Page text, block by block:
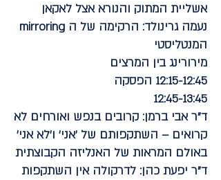
אשליית המתוק והנורא אצל לאקאן
נעמה גרינולד:
הרקימה של ה mirroring
המנטליסטי
מירורינג בין המרצים
12:15-12:45 הפסקה
12:45-13:45
ד"ר אבי ברמן: קרובים בנפש ואורחים לא
קרואים – השתקפותם של 'אני' ו'לא אני'
באולם המראות של האנליזה הקבוצתית
ד"ר יפעת כהן: לדרקולה אין השתקפות